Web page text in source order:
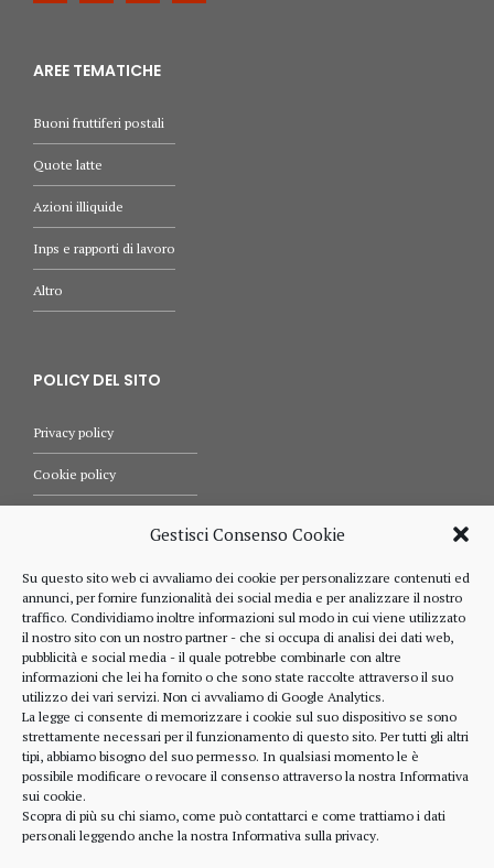
Gestisci Consenso Cookie
Su questo sito web ci avvaliamo dei cookie per personalizzare contenuti ed
annunci, per fornire funzionalità dei social media e per analizzare il nostro
traffico. Condividiamo inoltre informazioni sul modo in cui viene utilizzato
il nostro sito con un nostro partner - che si occupa di analisi dei dati web,
pubblicità e social media - il quale potrebbe combinarle con altre
informazioni che lei ha fornito o che sono state raccolte attraverso il suo
utilizzo dei vari servizi. Non ci avvaliamo di Google Analytics.
La legge ci consente di memorizzare i cookie sul suo dispositivo se sono
strettamente necessari per il funzionamento di questo sito. Per tutti gli altri
tipi, abbiamo bisogno del suo permesso. In qualsiasi momento le è
possibile modificare o revocare il consenso attraverso la nostra Informativa
sui cookie.
Scopra di più su chi siamo, come può contattarci e come trattiamo i dati
personali leggendo anche la nostra Informativa sulla privacy.
AREE TEMATICHE
Buoni fruttiferi postali
Quote latte
Azioni illiquide
Inps e rapporti di lavoro
Altro
POLICY DEL SITO
Privacy policy
Cookie policy
Comunicazioni
RIFERIMENTI
328 4643900